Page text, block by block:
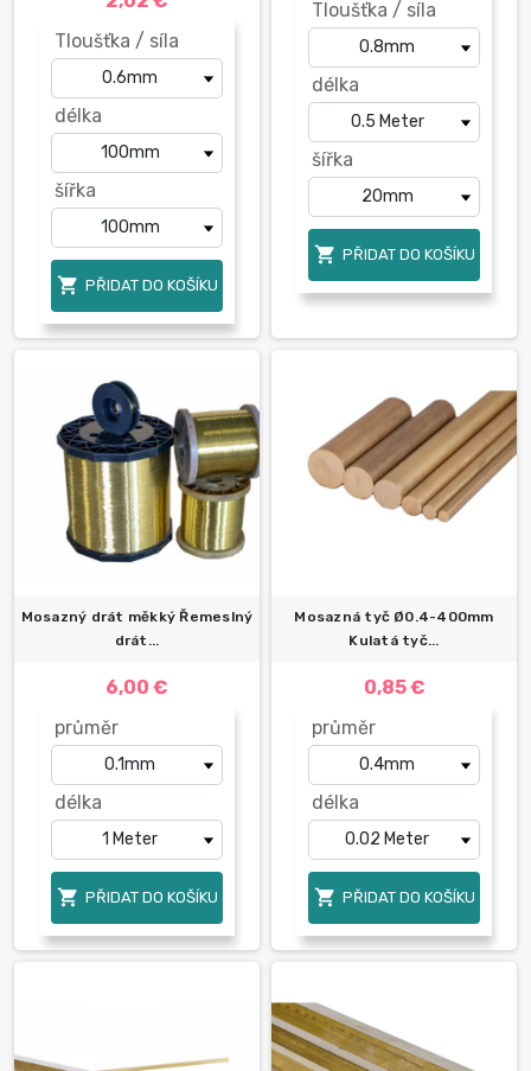
Tloušťka / síla
délka
šířka
 PŘIDAT DO KOŠÍKU
Tloušťka / síla
délka
šířka
 PŘIDAT DO KOŠÍKU
Mosazný drát měkký Řemeslný
drát...
6,00 €
průměr
délka
 PŘIDAT DO KOŠÍKU
Mosazná tyč Ø0.4-400mm
Kulatá tyč...
0,85 €
průměr
délka
 PŘIDAT DO KOŠÍKU